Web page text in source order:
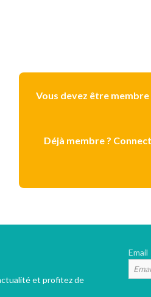
Vous devez être
Déjà membre ?
et profitez de
Email